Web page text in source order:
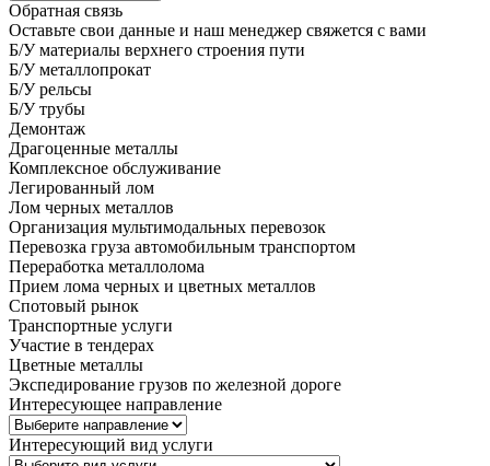
Обратная связь
Оставьте свои данные и наш менеджер свяжется с вами
Б/У материалы верхнего строения пути
Б/У металлопрокат
Б/У рельсы
Б/У трубы
Демонтаж
Драгоценные металлы
Комплексное обслуживание
Легированный лом
Лом черных металлов
Организация мультимодальных перевозок
Перевозка груза автомобильным транспортом
Переработка металлолома
Прием лома черных и цветных металлов
Спотовый рынок
Транспортные услуги
Участие в тендерах
Цветные металлы
Экспедирование грузов по железной дороге
Интересующее направление
Интересующий вид услуги